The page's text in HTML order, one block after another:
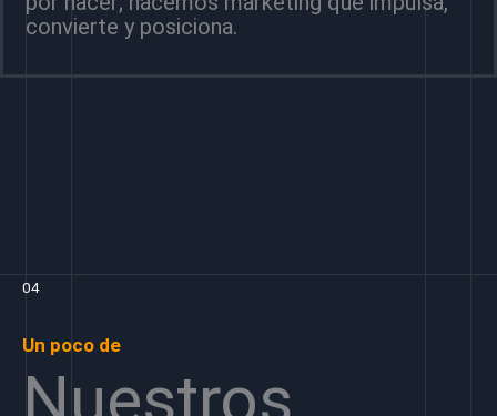
convierte y posiciona.
04
Un poco de
Nuestros